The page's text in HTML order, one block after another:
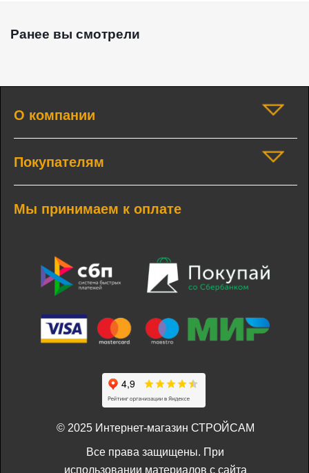
Ранее вы смотрели
О компании
Покупателям
Мы принимаем к оплате
© 2025 Интернет-магазин СТРОЙСАМ
Все права защищены. При
использовании материалов с сайта